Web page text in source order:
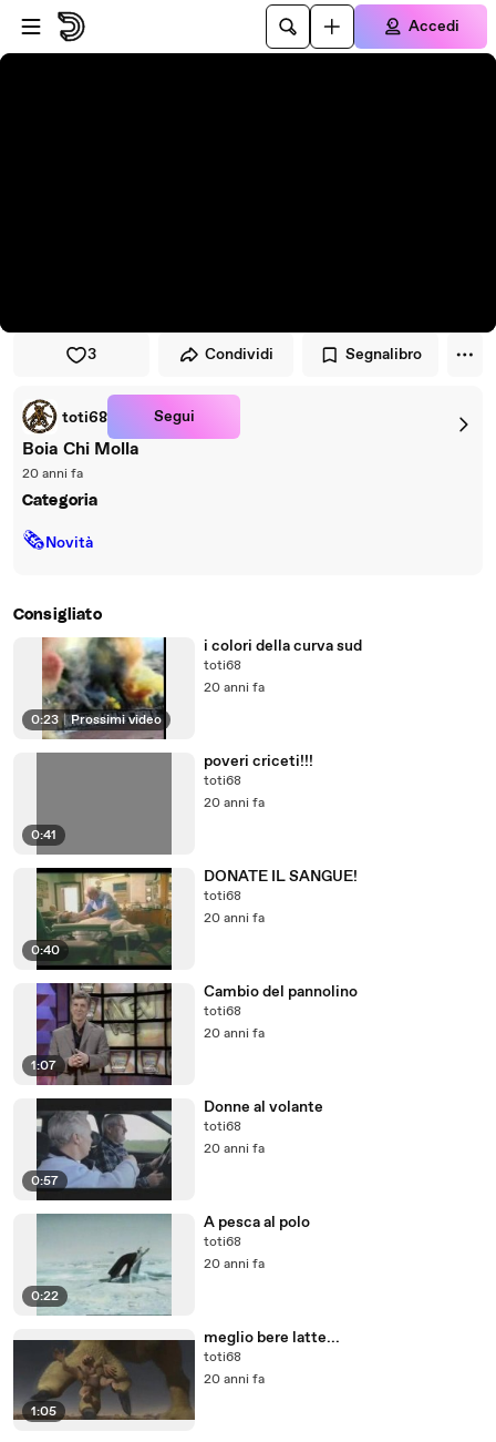
Vai al lettore
Passa al contenuto principale
Accedi
3 Condividi Segnalibro
toti68 Segui
Boia Chi Molla
20 anni fa
Categoria
🗞Novità
Consigliato
0:23 | Prossimi video
i colori della curva sud
toti68
20 anni fa
0:41
poveri criceti!!!
toti68
20 anni fa
0:40
DONATE IL SANGUE!
toti68
20 anni fa
1:07
Cambio del pannolino
toti68
20 anni fa
0:57
Donne al volante
toti68
20 anni fa
0:22
A pesca al polo
toti68
20 anni fa
1:05
meglio bere latte...
toti68
20 anni fa